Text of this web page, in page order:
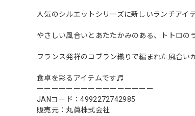
人気のシルエットシリーズに新しいランチアイ
やさしい風合いとあたたかみのある、トトロの
フランス発祥のコブラン織りで編まれた風合い
食卓を彩るアイテムです♬
ーーーーーーーーーーーーーーーー
JANコード：4992272742985
販売元：丸眞株式会社